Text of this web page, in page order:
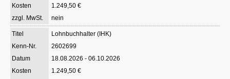
1.249,50 €
nein
Lohnbuchhalter (IHK)
2602699
18.08.2026 - 06.10.2026
1.249,50 €